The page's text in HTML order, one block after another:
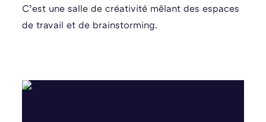
C’est une salle de créativité mêlant des espaces
de travail et de brainstorming.